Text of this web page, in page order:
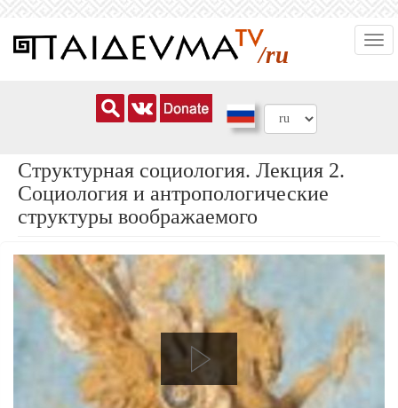
основному
/ru
Структурная социология. Лекция 2.
Социология и антропологические
структуры воображаемого